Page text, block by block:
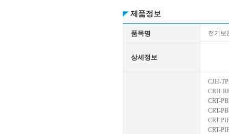
제품정보
품목명 전기보
상세정보
CJH-
CRH-
CRT-
CRT-
CRT-
CRT-